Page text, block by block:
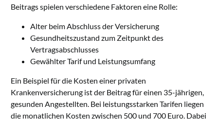
Beitrags spielen verschiedene Faktoren eine Rolle:
Alter beim Abschluss der Versicherung
Gesundheitszustand zum Zeitpunkt des
Vertragsabschlusses
Gewählter Tarif und Leistungsumfang
Ein Beispiel für die Kosten einer privaten
Krankenversicherung ist der Beitrag für einen 35-jährigen,
gesunden Angestellten. Bei leistungsstarken Tarifen liegen
die monatlichen Kosten zwischen 500 und 700 Euro. Dabei